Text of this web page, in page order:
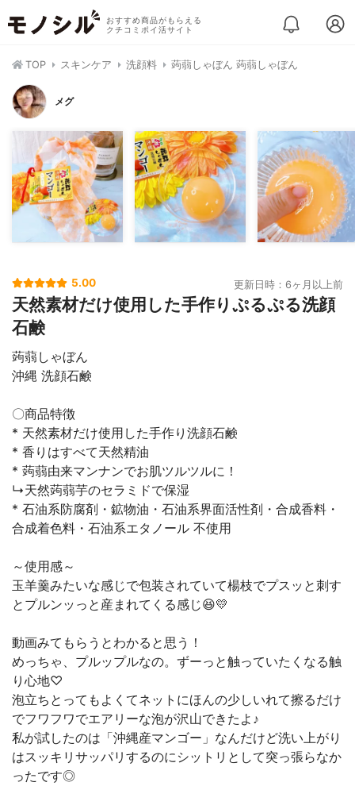
おすすめ商品がもらえる
クチコミポイ活サイト
TOP スキンケア 洗顔料 蒟蒻しゃぼん 蒟蒻しゃぼん
メグ
5.00 更新日時：6ヶ月以上前
天然素材だけ使用した手作りぷるぷる洗顔
石鹸
蒟蒻しゃぼん
沖縄 洗顔石鹸
〇商品特徴
* 天然素材だけ使用した手作り洗顔石鹸
* 香りはすべて天然精油
* 蒟蒻由来マンナンでお肌ツルツルに！
↳天然蒟蒻芋のセラミドで保湿
* 石油系防腐剤・鉱物油・石油系界面活性剤・合成香料・
合成着色料・石油系エタノール 不使用
～使用感～
玉羊羹みたいな感じで包装されていて楊枝でプスッと刺す
とプルンッっと産まれてくる感じ😆💛
動画みてもらうとわかると思う！
めっちゃ、プルップルなの。ずーっと触っていたくなる触
り心地♡
泡立ちとってもよくてネットにほんの少しいれて擦るだけ
でフワフワでエアリーな泡が沢山できたよ♪
私が試したのは「沖縄産マンゴー」なんだけど洗い上がり
はスッキリサッパリするのにシットリとして突っ張らなか
ったです◎